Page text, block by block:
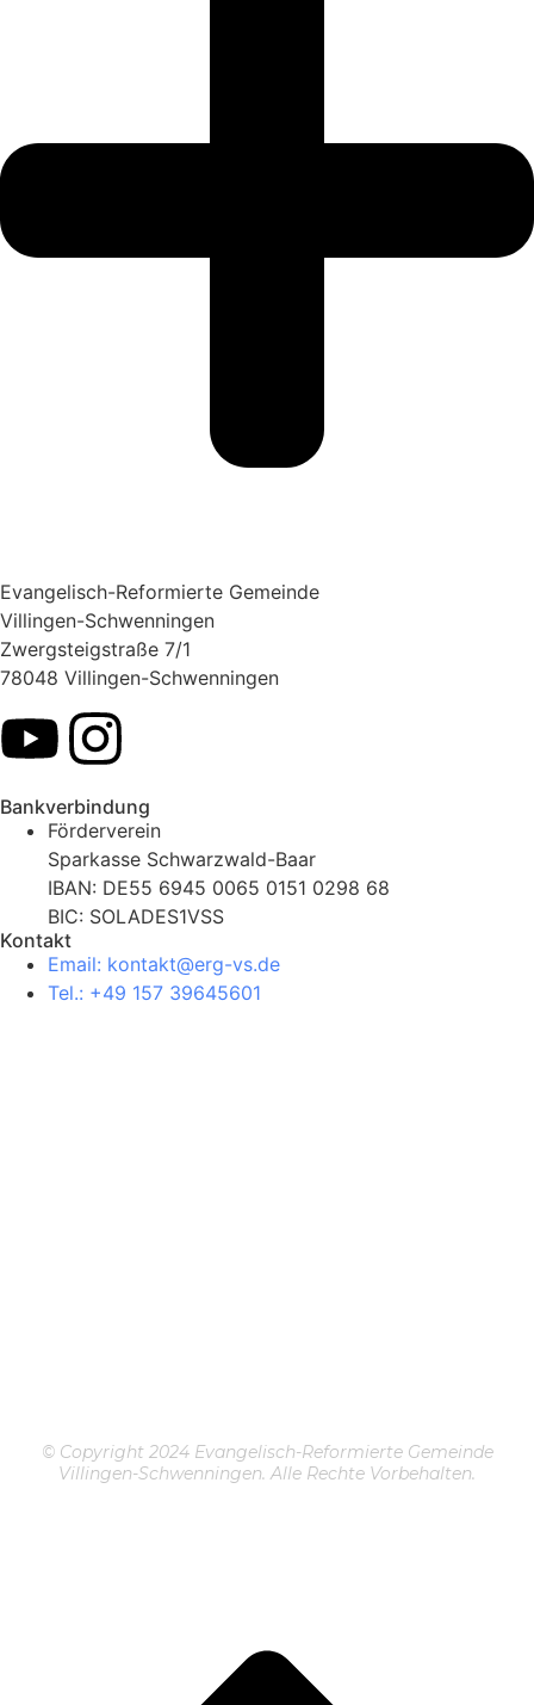
Evangelisch-Reformierte Gemeinde
Villingen-Schwenningen
Zwergsteigstraße 7/1
78048 Villingen-Schwenningen
Bankverbindung
Förderverein
Sparkasse Schwarzwald-Baar
IBAN: DE55 6945 0065 0151 0298 68
BIC: SOLADES1VSS
Kontakt
Email: kontakt@erg-vs.de
Tel.: +49 157 39645601
© Copyright 2024 Evangelisch-Reformierte Gemeinde
Villingen-Schwenningen. Alle Rechte Vorbehalten.